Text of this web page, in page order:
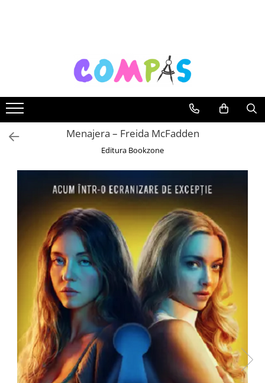
Noutăți Librăria Compas
Souvenir România
Rechizite școlare
Instrumente de scris
Stilouri școlare
Markere și textmarkere
Creioane grafice
Creioane mecanice
Creioane colorate
Creioane cerate
Carioci
Ascutițori
Corectoare și lipici
Mine și rezerve
Cretă școlară și creativă
Accesorii școlare
Coperți caiete si cărți
Etichete școlare
Menajera – Freida McFadden
Editura Bookzone